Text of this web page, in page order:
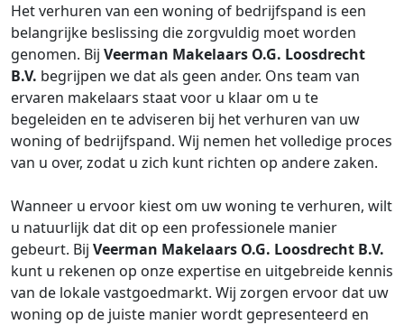
Het verhuren van een woning of bedrijfspand is een
belangrijke beslissing die zorgvuldig moet worden
genomen. Bij Veerman Makelaars O.G. Loosdrecht
B.V. begrijpen we dat als geen ander. Ons team van
ervaren makelaars staat voor u klaar om u te
begeleiden en te adviseren bij het verhuren van uw
woning of bedrijfspand. Wij nemen het volledige proces
van u over, zodat u zich kunt richten op andere zaken.
Wanneer u ervoor kiest om uw woning te verhuren, wilt
u natuurlijk dat dit op een professionele manier
gebeurt. Bij Veerman Makelaars O.G. Loosdrecht B.V.
kunt u rekenen op onze expertise en uitgebreide kennis
van de lokale vastgoedmarkt. Wij zorgen ervoor dat uw
woning op de juiste manier wordt gepresenteerd en